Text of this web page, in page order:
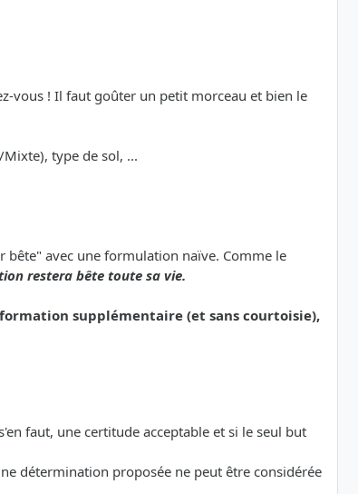
vous ! Il faut goûter un petit morceau et bien le
type de sol, ...
bête" avec une formulation naïve. Comme le
restera bête toute sa vie.
supplémentaire (et sans courtoisie),
faut, une certitude acceptable et si le seul but
détermination proposée ne peut être considérée